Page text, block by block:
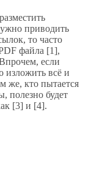
приводить
то часто
файла [1],
если
изложить всё и
же, кто пытается
полезно будет
[3] и [4].